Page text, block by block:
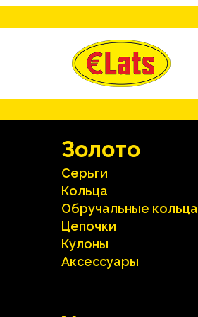
Зoлoтo
Серьги
Кольца
Oбручальные кольца
Цепочки
Кулоны
Аксесcуары